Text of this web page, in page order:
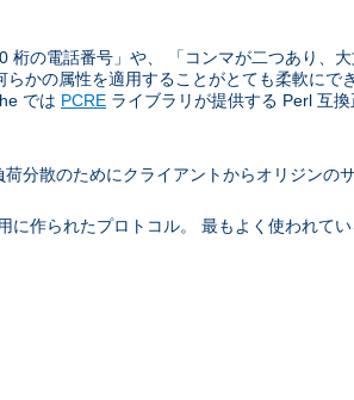
の電話番号」や、 「コンマが二つあり、
かの属性を適用することがとても柔軟にで
では PCRE ライブラリが提供する Perl 互換
分散のためにクライアントからオリジンの
作られたプロトコル。 最もよく使われて